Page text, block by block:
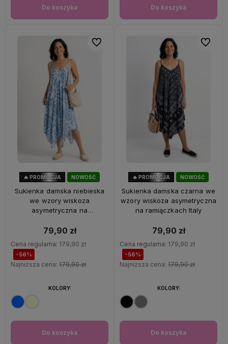
Do koszyka Do koszyka
NOWOŚĆ
🔥 PROMOCJA
Sukienka damska niebieska
we wzory wiskoza
asymetryczna na
79,90 zł
Cena regularna: 179,90 zł
-56%
Najniższa cena: 179,90 zł
Do koszyka
KOLORY:
Do ulubionych
NOWOŚĆ
🔥 PROMOCJA
Sukienka damska czarna we
wzory wiskoza asymetryczna
na ramiączkach Italy
79,90 zł
Cena regularna: 179,90 zł
-56%
Najniższa cena: 179,90 zł
Do koszyka
KOLORY:
Do